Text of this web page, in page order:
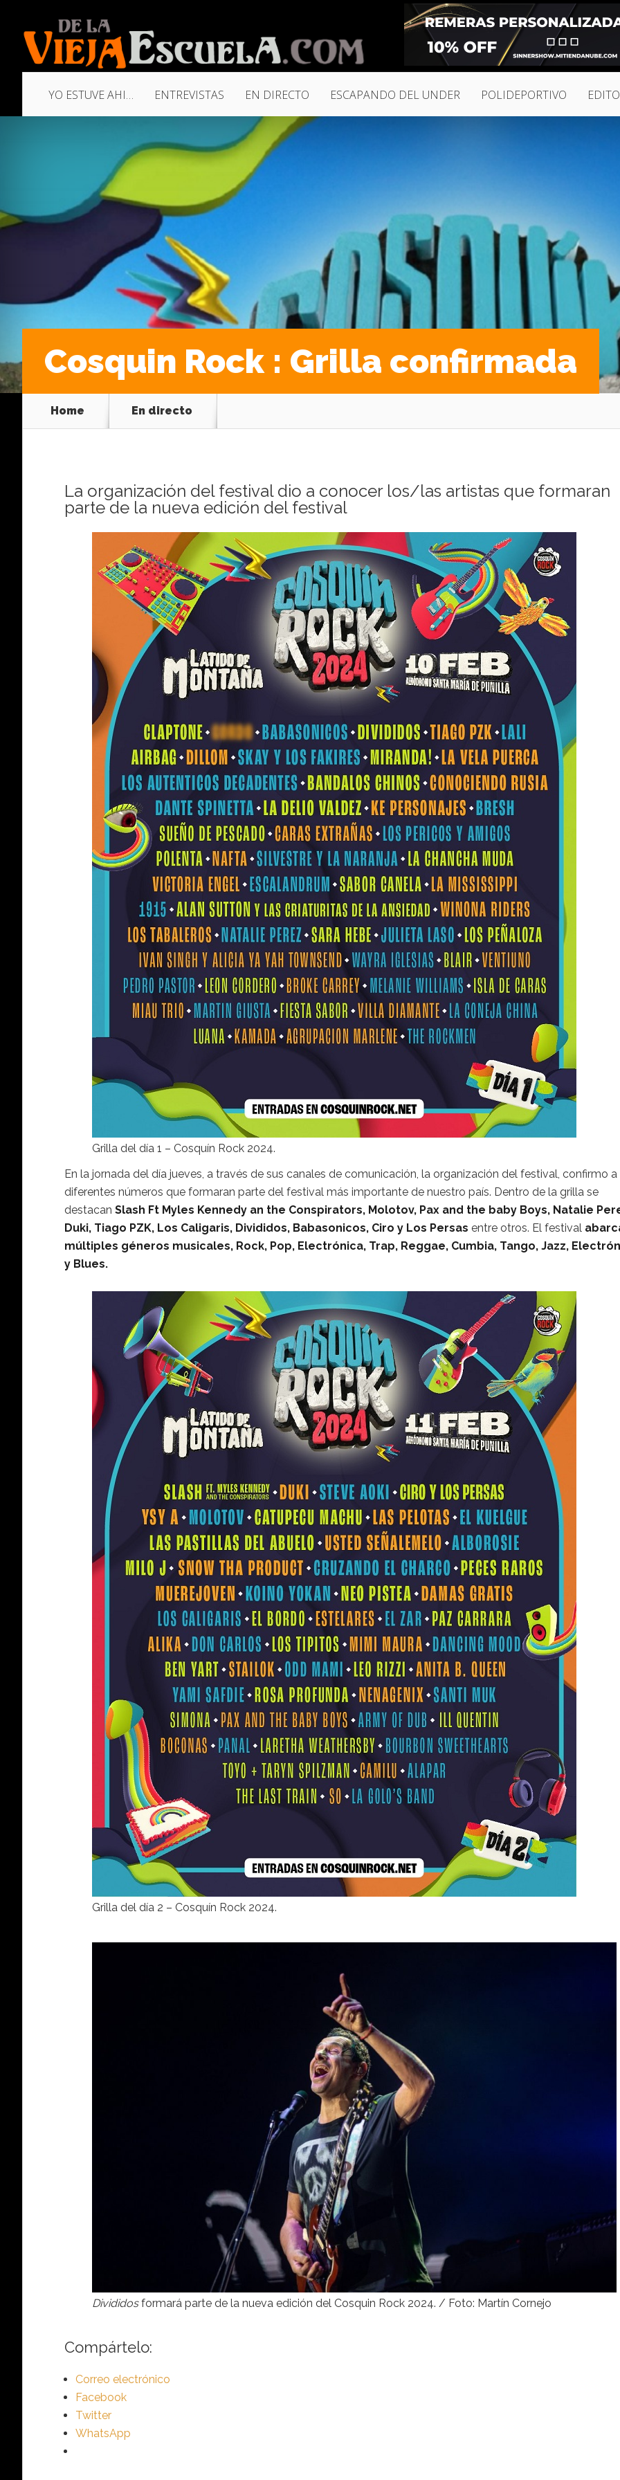
YO ESTUVE AHI… ENTREVISTAS EN DIRECTO ESCAPANDO DEL UNDER POLIDEPORTIVO
Cosquin Rock : Grilla confirmada
Home En directo
La organización del festival dio a conocer los/las artistas que formaran
parte de la nueva edición del festival
Grilla del día 1 – Cosquín Rock 2024.
En la jornada del día jueves, a través de sus canales de comunicación, la organización del festival, confirmo a
diferentes números que formaran parte del festival más importante de nuestro país. Dentro de la grilla se
destacan Slash Ft Myles Kennedy an the Conspirators, Molotov, Pax and the baby Boys, Natalie
Duki, Tiago PZK, Los Caligaris, Divididos, Babasonicos, Ciro y Los Persas entre otros. El festival
múltiples géneros musicales, Rock, Pop, Electrónica, Trap, Reggae, Cumbia, Tango, Jazz,
y Blues.
Grilla del día 2 – Cosquín Rock 2024.
Divididosformará parte de la nueva edición del Cosquin Rock 2024. / Foto: Martín Cornejo
Compártelo:
Correo electrónico
Facebook
Twitter
WhatsApp